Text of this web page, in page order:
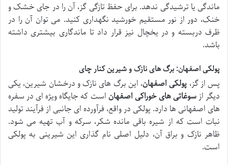
ماندگی یا ترشیدگی ندهد. برای حفظ تازگی گز، آن را در جای خشک و
خنک، دور از نور مستقیم خورشید نگهداری کنید. می توان آن را در
ظرف دربسته و در یخچال نیز قرار داد تا ماندگاری بیشتری داشته
باشد.
پولکی اصفهان: برگ های نازک و شیرین کنار چای
پس از گز، پولکی اصفهان، این برگ های نازک و درخشان شیرین، یکی
دیگر ازسوغاتی های خوراکی اصفهاناست که جایگاه ویژه ای در سفره
های اصفهانی ها دارد. پولکی در واقع، فرآورده ای جانبی از فرآیند تولید
نبات است که از شیره باقی مانده شکر، سرکه و آب تهیه می شود.
ظاهر نازک و براق آن، دلیل اصلی نام گذاری این شیرینی به پولکی
است.